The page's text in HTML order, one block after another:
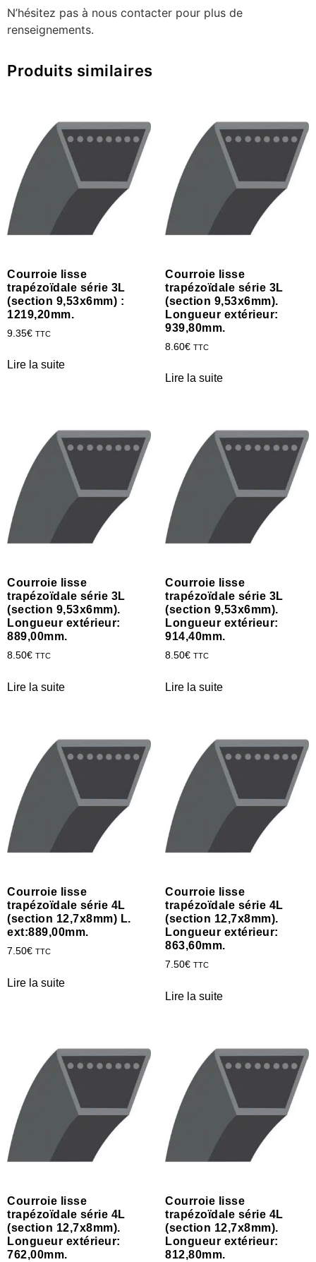
N’hésitez pas à nous contacter pour plus de
renseignements.
Produits similaires
Courroie lisse
trapézoïdale série 3L
(section 9,53x6mm) :
1219,20mm.
9.35€ TTC
Lire la suite
Courroie lisse
trapézoïdale série 3L
(section 9,53x6mm).
Longueur extérieur:
939,80mm.
8.60€ TTC
Lire la suite
Courroie lisse
trapézoïdale série 3L
(section 9,53x6mm).
Longueur extérieur:
889,00mm.
8.50€ TTC
Lire la suite
Courroie lisse
trapézoïdale série 3L
(section 9,53x6mm).
Longueur extérieur:
914,40mm.
8.50€ TTC
Lire la suite
Courroie lisse
trapézoïdale série 4L
(section 12,7x8mm) L.
ext:889,00mm.
7.50€ TTC
Lire la suite
Courroie lisse
trapézoïdale série 4L
(section 12,7x8mm).
Longueur extérieur:
863,60mm.
7.50€ TTC
Lire la suite
Courroie lisse
trapézoïdale série 4L
(section 12,7x8mm).
Longueur extérieur:
762,00mm.
Courroie lisse
trapézoïdale série 4L
(section 12,7x8mm).
Longueur extérieur:
812,80mm.